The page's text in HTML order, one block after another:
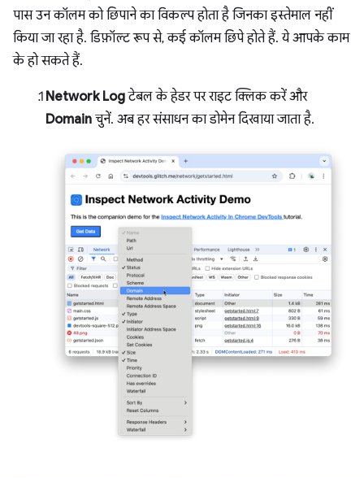
पास उन कॉलम को छिपाने का विकल्प होता है जिनका इस्तेमाल नहीं
किया जा रहा है. डिफ़ॉल्ट रूप से, कई कॉलम छिपे होते हैं. ये आपके काम
के हो सकते हैं.
Network Logटेबल के हेडर पर राइट क्लिक करें और
Domain चुनें. अब हर संसाधन का डोमेन दिखाया जाता है.